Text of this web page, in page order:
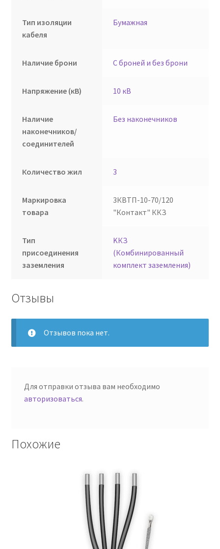
Тип изоляции
кабеля
Бумажная
Наличие брони С броней и без брони
Напряжение (кВ) 10 кВ
Наличие
наконечников/
соединителей
Без наконечников
Количество жил 3
Маркировка
товара
3КВТП-10-70/120
"Контакт" ККЗ
Тип
присоединения
заземления
KКЗ
(Комбинированный
комплект заземления)
Отзывы
Отзывов пока нет.
Для отправки отзыва вам необходимо
авторизоваться.
Похожие